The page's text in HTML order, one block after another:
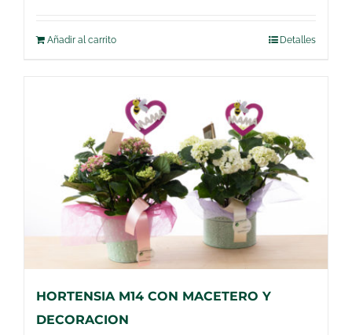
Añadir al carrito Detalles
HORTENSIA M14 CON MACETERO Y
DECORACION